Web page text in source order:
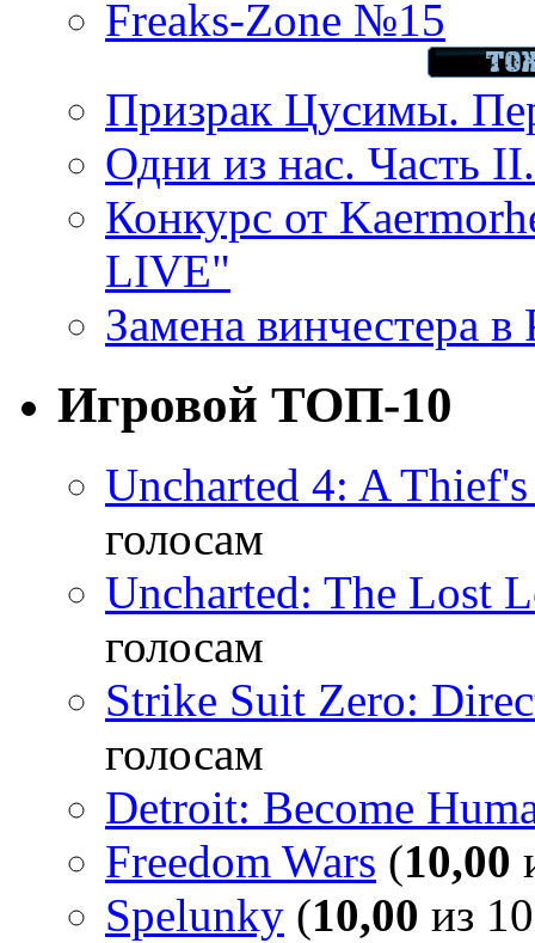
Freaks-Zone №15
Призрак Цусимы.
Одни из нас. Часть
Конкурс от
LIVE"
Замена винчестера
Игровой ТОП-10
Uncharted 4: A
голосам
Uncharted: The Lost
голосам
Strike Suit Zero:
голосам
Detroit: Become
Freedom Wars (10,00
Spelunky (10,00 из